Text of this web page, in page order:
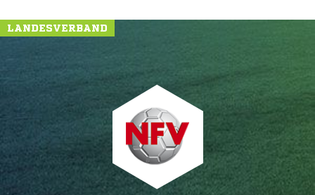
LANDESVERBAND